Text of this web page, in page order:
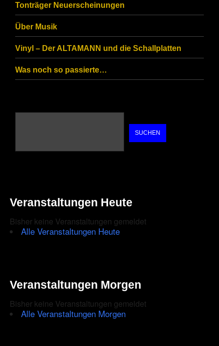
human.
Tonträger Neuerscheinungen
Über Musik
Vinyl – Der ALTAMANN und die Schallplatten
Was noch so passierte…
SUCHEN
Veranstaltungen Heute
Bisher keine Veranstaltungen gemeldet
Alle Veranstaltungen Heute
Veranstaltungen Morgen
Bisher keine Veranstaltungen gemeldet
Alle Veranstaltungen Morgen